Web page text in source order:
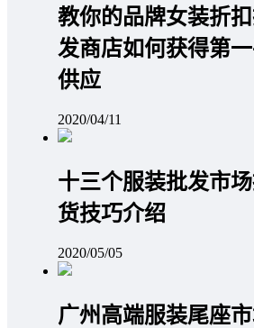
教你的品牌女装折
发商店如何获得第
供应
2020/04/11
十三个服装批发市
货技巧介绍
2020/05/05
广州高端服装尾座